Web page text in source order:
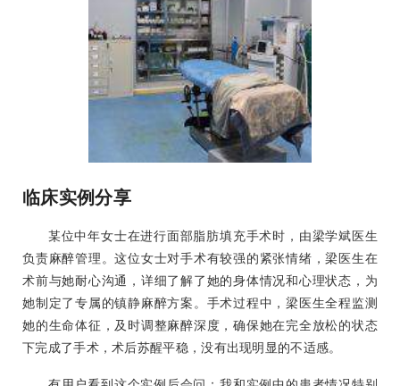
临床实例分享
某位中年女士在进行面部脂肪填充手术时，由梁学斌医生
负责麻醉管理。这位女士对手术有较强的紧张情绪，梁医生在
术前与她耐心沟通，详细了解了她的身体情况和心理状态，为
她制定了专属的镇静麻醉方案。手术过程中，梁医生全程监测
她的生命体征，及时调整麻醉深度，确保她在完全放松的状态
下完成了手术，术后苏醒平稳，没有出现明显的不适感。